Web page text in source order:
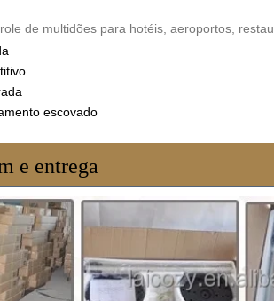
de multidões para hotéis, aeroportos,
escovado
e entrega